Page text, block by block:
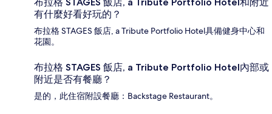
有什麼好看好玩的？
布拉格 STAGES 飯店, a Tribute Portfolio Hotel具備健身中心和
花園。
布拉格 STAGES 飯店, a Tribute Portfolio Hotel內部或
附近是否有餐廳？
是的，此住宿附設餐廳：Backstage Restaurant。